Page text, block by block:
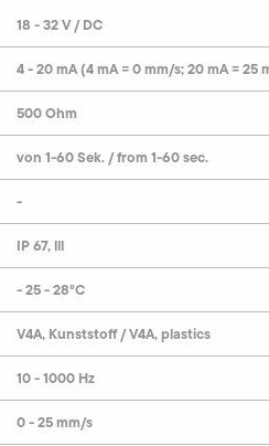
18 - 32 V / DC
4 - 20 mA (4 mA = 0 mm/s; 20 mA = 25
500 Ohm
von 1-60 Sek. / from 1-60 sec.
-
IP 67, lll
- 25 - 28°C
V4A, Kunststoff / V4A, plastics
10 - 1000 Hz
0 - 25 mm/s